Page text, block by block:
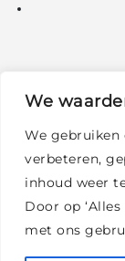
We
We gebruiken
verbeteren,
inhoud weer
Door op
met ons